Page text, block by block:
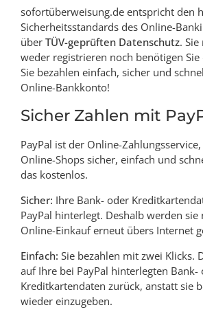
sofortüberweisung.de entspricht den
Sicherheitsstandards des Online-
über TÜV-geprüften Datenschutz.
weder registrieren noch benötigen
Sie bezahlen einfach, sicher und
Online-Bankkonto!
Sicher Zahlen mit
PayPal ist der Online-
Online-Shops sicher, einfach und
das kostenlos.
Sicher: Ihre Bank- oder
PayPal hinterlegt. Deshalb werden
Online-Einkauf erneut übers Internet
Einfach: Sie bezahlen mit zwei Klicks.
auf Ihre bei PayPal hinterlegten Bank-
Kreditkartendaten zurück, anstatt sie
wieder einzugeben.